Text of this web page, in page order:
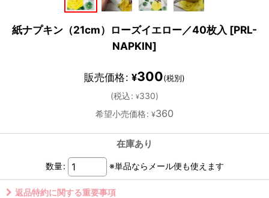
紙ナプキン（21cm）ローズイエロー／40枚入 [PRL-
NAPKIN]
販売価格: ¥300(税別)
(税込: ¥330)
希望小売価格: ¥360
在庫あり
数量: ※単品ならメール便も使えます
返品特約に関する重要事項